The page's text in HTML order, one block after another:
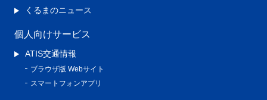
くるまのニュース
個人向けサービス
ATIS交通情報
ブラウザ版 Webサイト
スマートフォンアプリ